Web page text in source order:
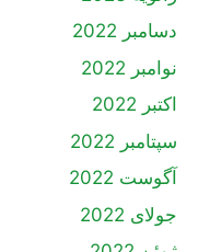
دسامبر 2022
نوامبر 2022
اکتبر 2022
سپتامبر 2022
آگوست 2022
جولای 2022